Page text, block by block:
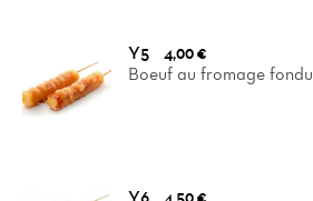
Y5
4,00 €
Boeuf au fromage fondu
Y6
4,50 €